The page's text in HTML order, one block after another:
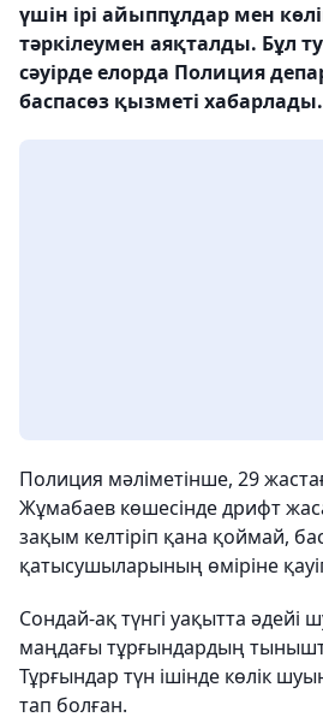
үшін ірі айыппұлдар мен
тәркілеумен аяқталды. Бұл
сәуірде елорда Полиция
баспасөз қызметі хабарлады.
Полиция мәліметінше, 29
Жұмабаев көшесінде дрифт
зақым келтіріп қана қоймай,
қатысушыларының өміріне
Сондай-ақ түнгі уақытта
маңдағы тұрғындардың
Тұрғындар түн ішінде көлік
тап болған.